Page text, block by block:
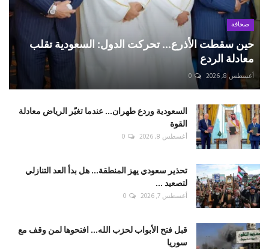
صحافة
حين سقطت الأذرع... تحركت الدول: السعودية تقلب
معادلة الردع
أغسطس 8, 2026 0
السعودية وردع طهران... عندما تغيّر الرياض معادلة
القوة
أغسطس 8, 2026 0
تحذير سعودي يهز المنطقة... هل بدأ العد التنازلي
لتصعيد ...
أغسطس 7, 2026 0
قبل فتح الأبواب لحزب الله... افتحوها لمن وقف مع
سوريا